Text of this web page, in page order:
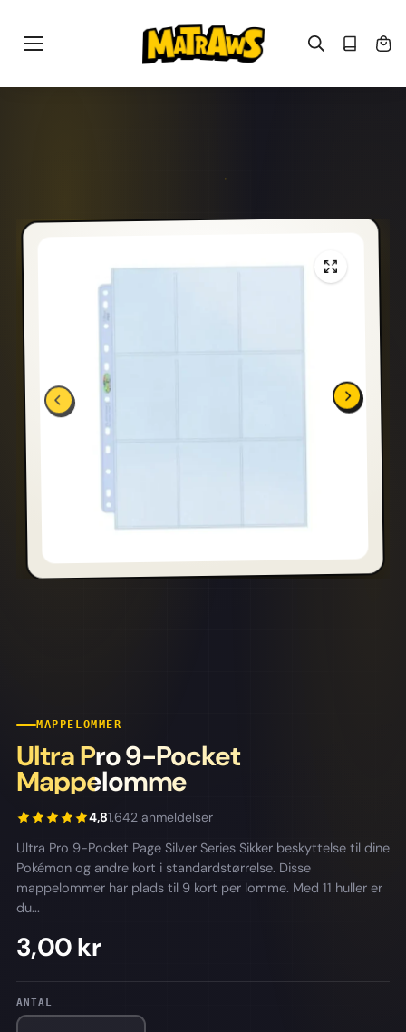
indhold
MAPPELOMMER
Ultra Pro 9-Pocket
Mappelomme
4,81.642 anmeldelser
Ultra Pro 9-Pocket Page Silver Series Sikker beskyttelse til dine
Pokémon og andre kort i standardstørrelse. Disse
mappelommer har plads til 9 kort per lomme. Med 11 huller er
du...
3,00 kr
ANTAL